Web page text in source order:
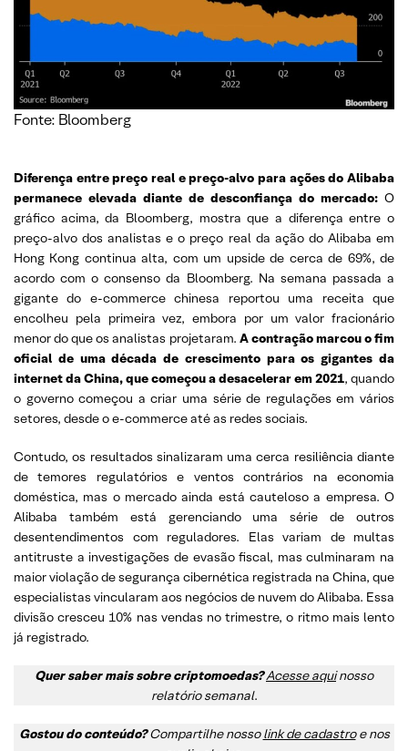
Fonte: Bloomberg
Diferença entre preço real e preço-alvo para ações do Alibaba
permanece elevada diante de desconfiança do mercado: O
gráfico acima, da Bloomberg, mostra que a diferença entre o
preço-alvo dos analistas e o preço real da ação do Alibaba em
Hong Kong continua alta, com um upside de cerca de 69%, de
acordo com o consenso da Bloomberg. Na semana passada a
gigante do e-commerce chinesa reportou uma receita que
encolheu pela primeira vez, embora por um valor fracionário
menor do que os analistas projetaram. A contração marcou o fim
oficial de uma década de crescimento para os gigantes da
internet da China, que começou a desacelerar em 2021, quando
o governo começou a criar uma série de regulações em vários
setores, desde o e-commerce até as redes sociais.
Contudo, os resultados sinalizaram uma cerca resiliência diante
de temores regulatórios e ventos contrários na economia
doméstica, mas o mercado ainda está cauteloso a empresa. O
Alibaba também está gerenciando uma série de outros
desentendimentos com reguladores. Elas variam de multas
antitruste a investigações de evasão fiscal, mas culminaram na
maior violação de segurança cibernética registrada na China, que
especialistas vincularam aos negócios de nuvem do Alibaba. Essa
divisão cresceu 10% nas vendas no trimestre, o ritmo mais lento
já registrado.
Quer saber mais sobre criptomoedas?Acesse aquinosso
relatório semanal.
Gostou do conteúdo?Compartilhe nossolink de cadastroe nos